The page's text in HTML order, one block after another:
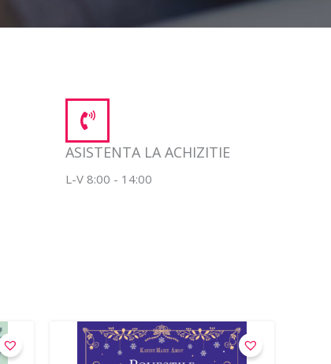
ASISTENTA LA ACHIZITIE
L-V 8:00 - 14:00